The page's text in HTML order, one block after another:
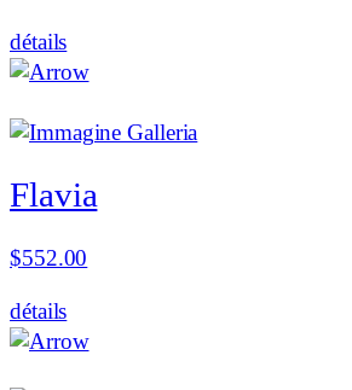
détails
Flavia
$552.00
détails